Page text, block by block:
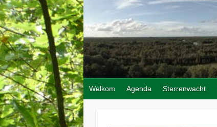
Welkom Agenda Sterrenwacht